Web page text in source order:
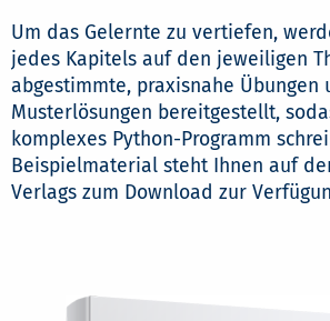
Um das Gelernte zu vertiefen,
jedes Kapitels auf den jeweiligen
abgestimmte, praxisnahe Übungen
Musterlösungen bereitgestellt,
komplexes Python-Programm
Beispielmaterial steht Ihnen auf
Verlags zum Download zur